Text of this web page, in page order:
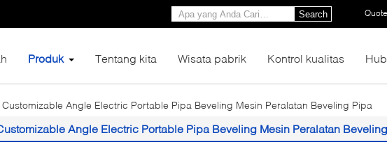
Search
Produk Tentang kita Wisata pabrik Kontrol kualitas
Customizable Angle Electric Portable Pipa Beveling Mesin Peralatan Beveling Pipa
Angle Electric Portable Pipa Beveling Mesin Peralatan